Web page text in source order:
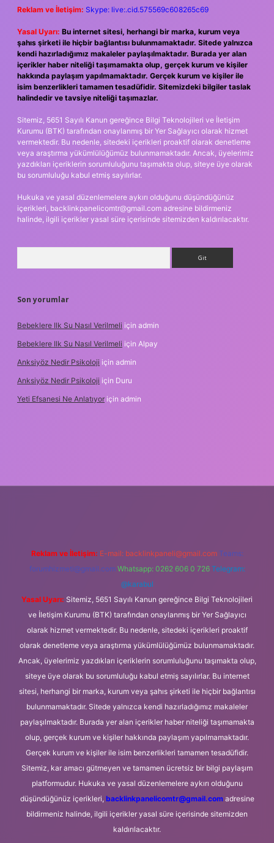
Reklam ve İletişim: Skype: live:.cid.575569c608265c69
Yasal Uyarı: Bu internet sitesi, herhangi bir marka, kurum veya
şahıs şirketi ile hiçbir bağlantısı bulunmamaktadır. Sitede yalnızca
kendi hazırladığımız makaleler paylaşılmaktadır. Burada yer alan
içerikler haber niteliği taşımamakta olup, gerçek kurum ve kişiler
hakkında paylaşım yapılmamaktadır. Gerçek kurum ve kişiler ile
isim benzerlikleri tamamen tesadüfidir. Sitemizdeki bilgiler taslak
halindedir ve tavsiye niteliği taşımazlar.
Sitemiz, 5651 Sayılı Kanun gereğince Bilgi Teknolojileri ve İletişim
Kurumu (BTK) tarafından onaylanmış bir Yer Sağlayıcı olarak hizmet
vermektedir. Bu nedenle, sitedeki içerikleri proaktif olarak denetleme
veya araştırma yükümlülüğümüz bulunmamaktadır. Ancak, üyelerimiz
yazdıkları içeriklerin sorumluluğunu taşımakta olup, siteye üye olarak
bu sorumluluğu kabul etmiş sayılırlar.
Hukuka ve yasal düzenlemelere aykırı olduğunu düşündüğünüz
içerikleri, backlinkpanelicomtr@gmail.com adresine bildirmeniz
halinde, ilgili içerikler yasal süre içerisinde sitemizden kaldırılacaktır.
Son yorumlar
Bebeklere Ilk Su Nasıl Verilmeli için admin
Bebeklere Ilk Su Nasıl Verilmeli için Alpay
Anksiyöz Nedir Psikoloji için admin
Anksiyöz Nedir Psikoloji için Duru
Yeti Efsanesi Ne Anlatıyor için admin
Reklam ve İletişim: E-mail: backlinkpaneli@gmail.com Teams:
forumhizmeti@gmail.com Whatsapp: 0262 606 0 726 Telegram:
@karabul
Yasal Uyarı: Sitemiz, 5651 Sayılı Kanun gereğince Bilgi Teknolojileri
ve İletişim Kurumu (BTK) tarafından onaylanmış bir Yer Sağlayıcı
olarak hizmet vermektedir. Bu nedenle, sitedeki içerikleri proaktif
olarak denetleme veya araştırma yükümlülüğümüz bulunmamaktadır.
Ancak, üyelerimiz yazdıkları içeriklerin sorumluluğunu taşımakta olup,
siteye üye olarak bu sorumluluğu kabul etmiş sayılırlar. Bu internet
sitesi, herhangi bir marka, kurum veya şahıs şirketi ile hiçbir bağlantısı
bulunmamaktadır. Sitede yalnızca kendi hazırladığımız makaleler
paylaşılmaktadır. Burada yer alan içerikler haber niteliği taşımamakta
olup, gerçek kurum ve kişiler hakkında paylaşım yapılmamaktadır.
Gerçek kurum ve kişiler ile isim benzerlikleri tamamen tesadüfidir.
Sitemiz, kar amacı gütmeyen ve tamamen ücretsiz bir bilgi paylaşım
platformudur. Hukuka ve yasal düzenlemelere aykırı olduğunu
düşündüğünüz içerikleri, backlinkpanelicomtr@gmail.comadresine
bildirmeniz halinde, ilgili içerikler yasal süre içerisinde sitemizden
kaldırılacaktır.